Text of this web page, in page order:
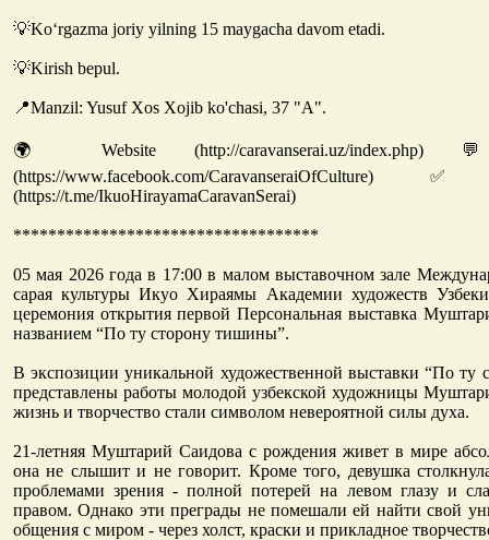
💡Ko‘rgazma joriy yilning 15 maygacha davom etadi.
💡Kirish bepul.
📍Manzil: Yusuf Xos Xojib ko'chasi, 37 "A".
🌍 Website (http://caravanserai.uz/index.php)
(https://www.facebook.com/
(https://t.me/IkuoHirayamaCaravanSerai)
***********************************
05 мая 2026 года в 17:00 в малом выставочном зале
сарая культуры Икуо Хираямы Академии художеств
церемония открытия первой Персональная выставка
названием “По ту сторону тишины”.
В экспозиции уникальной художественной выставки “По ту
представлены работы молодой узбекской художницы
жизнь и творчество стали символом невероятной силы духа.
21-летняя Муштарий Саидова с рождения живет в мире
она не слышит и не говорит. Кроме того, девушка
проблемами зрения - полной потерей на левом глазу и
правом. Однако эти преграды не помешали ей найти свой
общения с миром - через холст, краски и прикладное